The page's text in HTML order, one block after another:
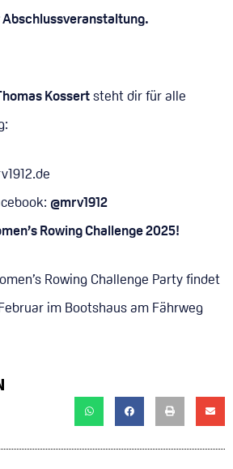
Kossertsteht dir für alle
@mrv1912
Rowing Challenge 2025!
Rowing Challenge Party findet
im Bootshaus am Fährweg